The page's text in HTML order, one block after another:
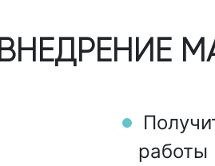
ВНЕДРЕНИЕ
работы